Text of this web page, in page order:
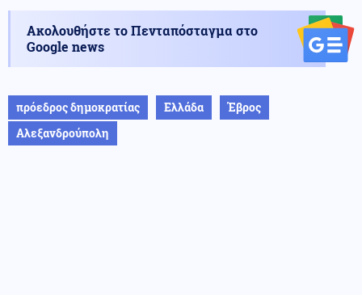
Ακολουθήστε το Πενταπόσταγμα στο
Google news
πρόεδρος δημοκρατίας Ελλάδα
Έβρος
Αλεξανδρούπολη